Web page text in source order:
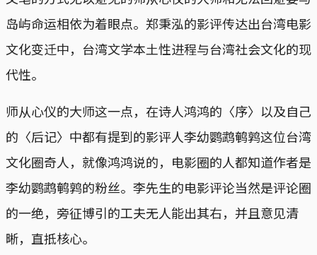
岛屿命运相依为着眼点。郑秉泓的影评传达出台湾电影
文化变迁中，台湾文学本土性进程与台湾社会文化的现
代性。
师从心仪的大师这一点，在诗人鸿鸿的〈序〉以及自己
的〈后记〉中都有提到的影评人李幼鹦鹉鹌鹑这位台湾
文化圈奇人，就像鸿鸿说的，电影圈的人都知道作者是
李幼鹦鹉鹌鹑的粉丝。李先生的电影评论当然是评论圈
的一绝，旁征博引的工夫无人能出其右，并且意见清
晰，直抵核心。